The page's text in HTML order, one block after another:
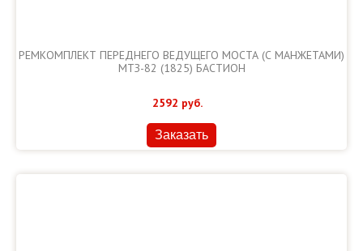
РЕМКОМПЛЕКТ ПЕРЕДНЕГО ВЕДУЩЕГО МОСТА (С МАНЖЕТАМИ)
МТЗ-82 (1825) БАСТИОН
2592 руб.
Заказать